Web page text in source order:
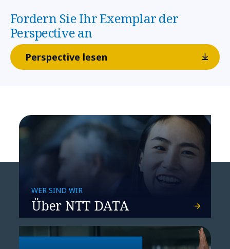
Fordern Sie Ihr Exemplar der
Perspective an
Perspective lesen
WER SIND WIR
Über NTT DATA